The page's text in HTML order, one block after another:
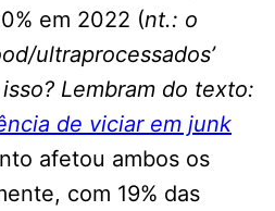
em 2022 (nt.: o
ultraprocessados’
Lembram do texto:
de viciar em junk
afetou ambos os
com 19% das